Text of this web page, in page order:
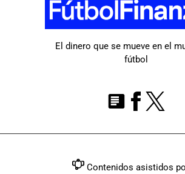
El dinero que se mueve en el
fútbol
Contenidos asistidos